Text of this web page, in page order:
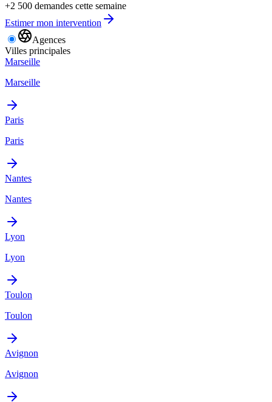
+2 500 demandes cette semaine
Estimer mon intervention
Agences
Villes principales
Marseille
Marseille
Paris
Paris
Nantes
Nantes
Lyon
Lyon
Toulon
Toulon
Avignon
Avignon